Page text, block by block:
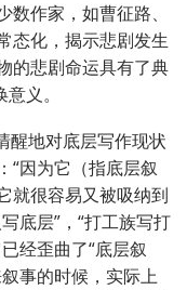
作家，如曹征路、
态化，揭示悲剧发生
的悲剧命运具有了典
义。
醒地对底层写作现状
“因为它（指底层叙
很容易又被吸纳到
底层”，“打工族写打
经歪曲了“底层叙
事的时候，实际上